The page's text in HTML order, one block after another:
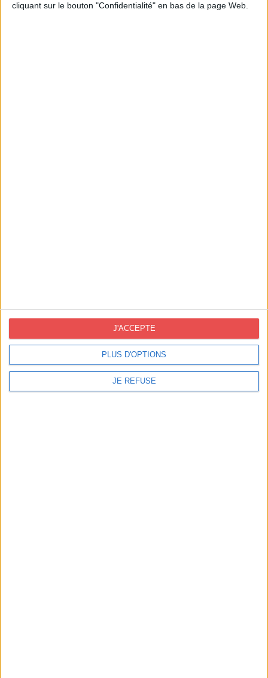
cliquant sur le bouton "Confidentialité" en bas de la page Web.
PLUS D'OPTIONS
JE REFUSE
J'ACCEPTE
50 rue Eugène Pons 69004 Lyon
DEMANDE DE DEVIS
Contact Espagne